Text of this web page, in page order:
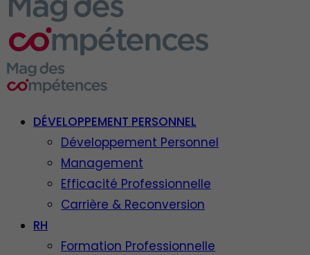
DÉVELOPPEMENT PERSONNEL
Développement Personnel
Management
Efficacité Professionnelle
Carrière & Reconversion
RH
Formation Professionnelle